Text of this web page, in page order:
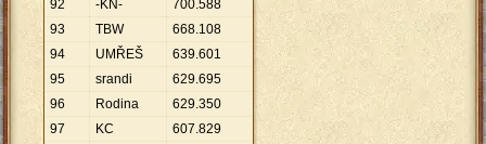
92
-KN- 700.588
93
TBW 668.108
94
UMŘEŠ 639.601
95
srandi 629.695
96
Rodina 629.350
97
KC 607.829